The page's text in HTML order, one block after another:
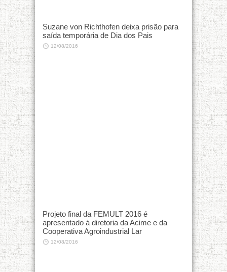
Suzane von Richthofen deixa prisão para
saída temporária de Dia dos Pais
12/08/2016
Projeto final da FEMULT 2016 é
apresentado à diretoria da Acime e da
Cooperativa Agroindustrial Lar
12/08/2016